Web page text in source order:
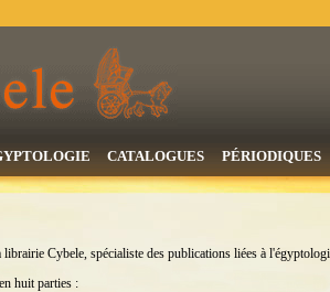
CATALOGUES PÉRIODIQUES
librairie Cybele, spécialiste des publications liées à
huit parties :